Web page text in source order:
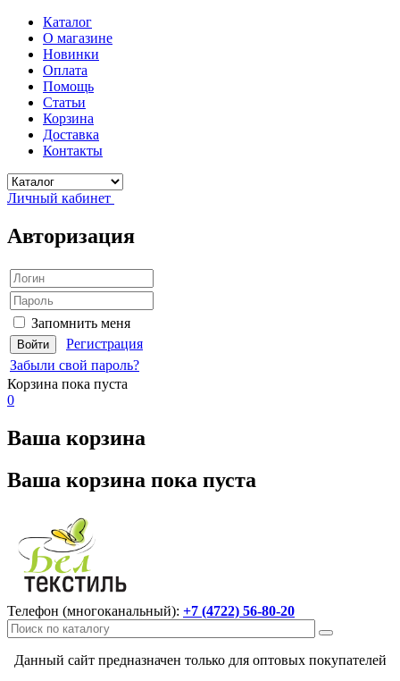
Каталог
О магазине
Новинки
Оплата
Помощь
Статьи
Корзина
Доставка
Контакты
Личный кабинет
Авторизация
Запомнить меня
Регистрация
Забыли свой пароль?
Корзина пока пуста
0
Ваша корзина
Ваша корзина пока пуста
Телефон (многоканальный): +7 (4722) 56-80-20
Данный сайт предназначен только для оптовых покупателей